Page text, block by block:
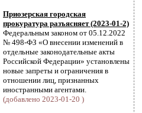
Приозерская городская
прокуратура разъясняет (2023-01-2)
Федеральным законом от 05.12.2022
№ 498-ФЗ «О внесении изменений в
отдельные законодательные акты
Российской Федерации» установлены
новые запреты и ограничения в
отношении лиц, признанных
иностранными агентами.
(добавлено 2023-01-20 )